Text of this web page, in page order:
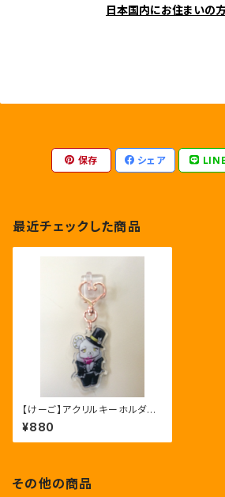
日本国内にお住まいの
保存 シェア
最近チェックした商品
【けーご】アクリルキーホルダー
カラー
¥880
その他の商品